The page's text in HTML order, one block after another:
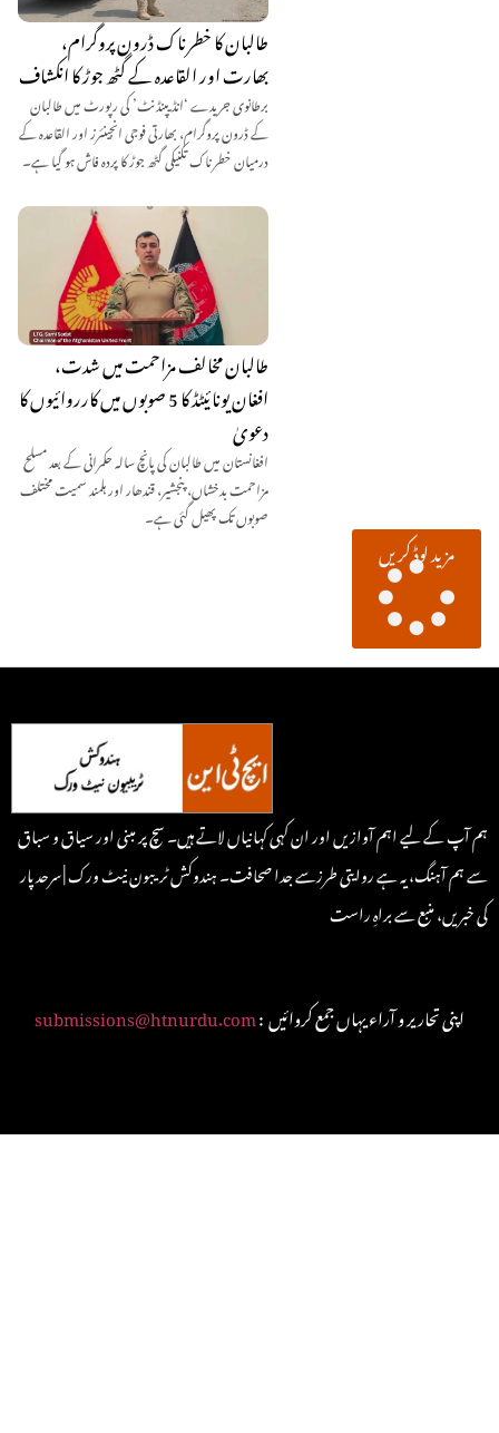
طالبان کا خطرناک ڈرون پروگرام،
بھارت اور القاعدہ کے گٹھ جوڑ کا انکشاف
برطانوی جریدے ‘انڈیپنڈنٹ’ کی رپورٹ میں طالبان
کے ڈرون پروگرام، بھارتی فوجی انجینئرز اور القاعدہ کے
درمیان خطرناک تکنیکی گٹھ جوڑ کا پردہ فاش ہو گیا ہے۔
طالبان مخالف مزاحمت میں شدت،
افغان یونائیٹڈ کا 5 صوبوں میں کارروائیوں کا
دعویٰ
افغانستان میں طالبان کی پانچ سالہ حکمرانی کے بعد مسلح
مزاحمت بدخشاں، پنجشیر، قندھار اور ہلمند سمیت مختلف
صوبوں تک پھیل گئی ہے۔
مزید لوڈ کریں
ہم آپ کے لیے اہم آوازیں اور ان کہی کہانیاں لاتے ہیں۔ سچ پر مبنی اور سیاق و سباق
سے ہم آہنگ، یہ ہے روایتی طرزسے جدا صحافت۔ ہندوکش ٹریبون نیٹ ورک | سرحد پار
کی خبریں، منبع سے براہِ راست
submissions@htnurdu.com : اپنی تحاریر و آراء یہاں جمع کروائیں